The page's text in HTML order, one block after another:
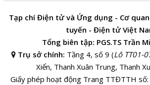
Tạp chí Điện tử và Ứng dụng - Cơ
tuyến - Điện tử Việt
Tổng biên tập: PGS.TS Trần
Trụ sở chính: Tầng 4, số 9 (Lô TT01-
Xiển, Thanh Xuân Trung, Thanh
Giấy phép hoạt động Trang TTĐTTH